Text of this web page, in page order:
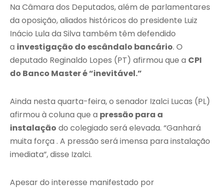
Na Câmara dos Deputados, além de parlamentares
da oposição, aliados históricos do presidente Luiz
Inácio Lula da Silva também têm defendido
a investigação do escândalo bancário. O
deputado Reginaldo Lopes (PT) afirmou que a CPI
do Banco Master é “inevitável.”
Ainda nesta quarta-feira, o senador Izalci Lucas (PL)
afirmou à coluna que a pressão para a
instalação do colegiado será elevada. “Ganhará
muita força . A pressão será imensa para instalação
imediata”, disse Izalci.
Apesar do interesse manifestado por